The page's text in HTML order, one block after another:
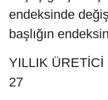
endeksinde
başlığın
YILLIK
27